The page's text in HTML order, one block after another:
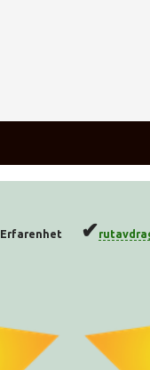
Erfarenhet ✔